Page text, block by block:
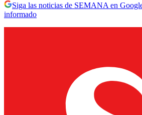
Siga las noticias de SEMANA en
informado